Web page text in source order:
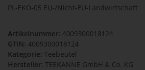
PL-EKO-05 EU-/Nicht-EU-Landwirtschaft
Artikelnummer: 4009300018124
GTIN: 4009300018124
Kategorie: Teebeutel
Hersteller: TEEKANNE GmbH & Co. KG